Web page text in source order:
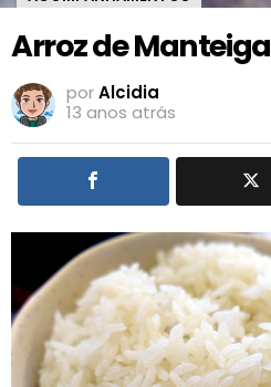
Arroz de Manteiga
porAlcidia
13 anos atrás